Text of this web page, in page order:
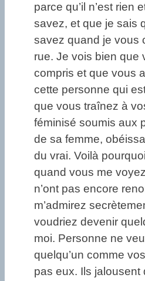
parce qu’il n’est rien
savez, et que je sais
savez quand je vous
rue. Je vois bien que
compris et que vous
cette personne qui
que vous traînez à
féminisé soumis aux
de sa femme,
du vrai. Voilà
quand vous me
n’ont pas encore
m’admirez
voudriez devenir
moi. Personne ne
quelqu’un comme
pas eux. Ils jalousent